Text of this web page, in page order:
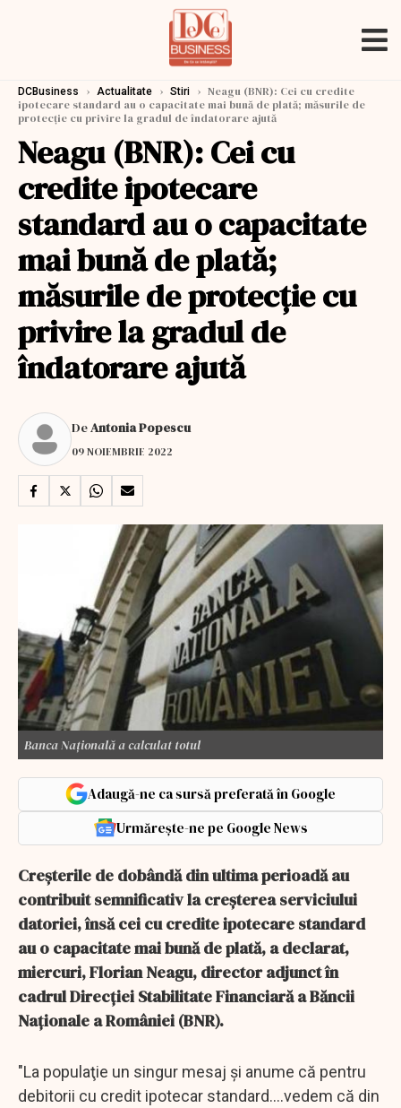
DCBusiness › Actualitate › Stiri › Neagu (BNR): Cei cu credite
ipotecare standard au o capacitate mai bună de plată; măsurile de
protecţie cu privire la gradul de îndatorare ajută
Neagu (BNR): Cei cu
credite ipotecare
standard au o capacitate
mai bună de plată;
măsurile de protecţie cu
privire la gradul de
îndatorare ajută
DeAntonia Popescu
09 NOIEMBRIE 2022
Banca Națională a calculat totul
Adaugă-ne ca sursă preferată în Google
Urmărește-ne pe Google News
Creşterile de dobândă din ultima perioadă au
contribuit semnificativ la creşterea serviciului
datoriei, însă cei cu credite ipotecare standard
au o capacitate mai bună de plată, a declarat,
miercuri, Florian Neagu, director adjunct în
cadrul Direcţiei Stabilitate Financiară a Băncii
Naţionale a României (BNR).
"La populaţie un singur mesaj şi anume că pentru
debitorii cu credit ipotecar standard....vedem că din